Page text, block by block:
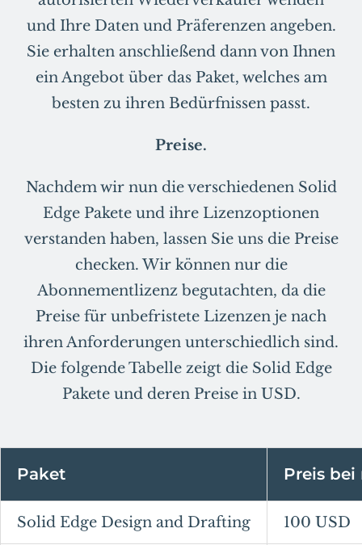
und Ihre Daten und Präferenzen angeben.
Sie erhalten anschließend dann von Ihnen
ein Angebot über das Paket, welches am
besten zu ihren Bedürfnissen passt.
Preise.
Nachdem wir nun die verschiedenen Solid
Edge Pakete und ihre Lizenzoptionen
verstanden haben, lassen Sie uns die Preise
checken. Wir können nur die
Abonnementlizenz begutachten, da die
Preise für unbefristete Lizenzen je nach
ihren Anforderungen unterschiedlich sind.
Die folgende Tabelle zeigt die Solid Edge
Pakete und deren Preise in USD.
Paket Preis
Solid Edge Design and Drafting 100 USD